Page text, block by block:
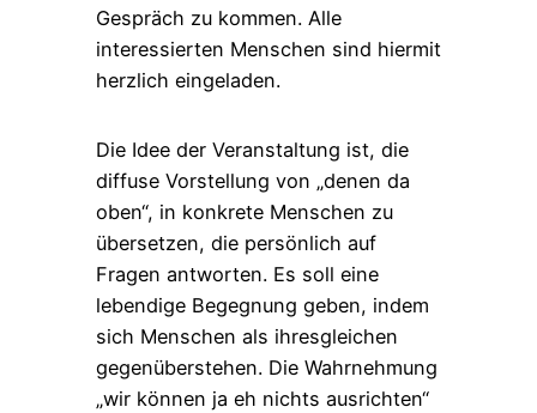
Gespräch zu kommen. Alle
interessierten Menschen sind hiermit
herzlich eingeladen.
Die Idee der Veranstaltung ist, die
diffuse Vorstellung von „denen da
oben“, in konkrete Menschen zu
übersetzen, die persönlich auf
Fragen antworten. Es soll eine
lebendige Begegnung geben, indem
sich Menschen als ihresgleichen
gegenüberstehen. Die Wahrnehmung
„wir können ja eh nichts ausrichten“